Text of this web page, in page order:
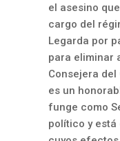
el asesino
cargo del
Legarda por
para eliminar
Consejera del
es un
funge como
político y está